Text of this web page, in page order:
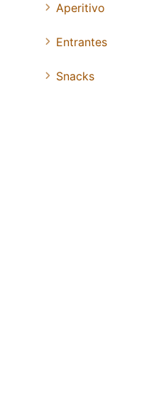
Aperitivo
Entrantes
Snacks